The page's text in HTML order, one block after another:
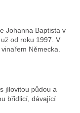
Johanna Baptista v
od roku 1997. V
Německa.
jílovitou půdou a
břidlicí, dávající